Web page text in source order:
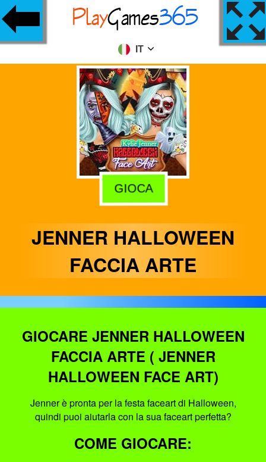
IT
GIOCA
JENNER HALLOWEEN
FACCIA ARTE
GIOCARE JENNER HALLOWEEN
FACCIA ARTE ( JENNER
HALLOWEEN FACE ART)
Jenner è pronta per la festa faceart di Halloween,
quindi puoi aiutarla con la sua faceart perfetta?
COME GIOCARE: